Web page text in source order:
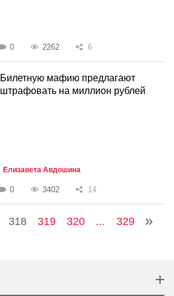
0 2262 6
Билетную мафию предлагают
штрафовать на миллион рублей
Елизавета Авдошина
0 3402 14
318 319 320 ... 329